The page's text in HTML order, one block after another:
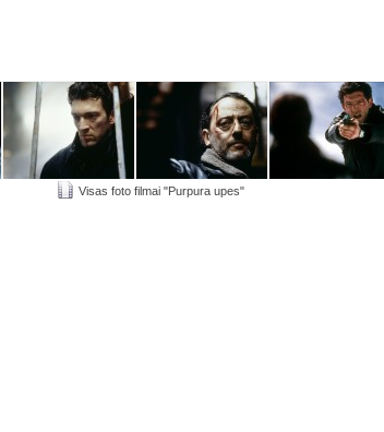
Visas foto filmai "Purpura upes"